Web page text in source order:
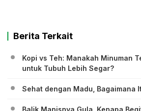
Berita Terkait
Kopi vs Teh: Manakah Minuman
untuk Tubuh Lebih Segar?
Sehat dengan Madu, Bagaimana